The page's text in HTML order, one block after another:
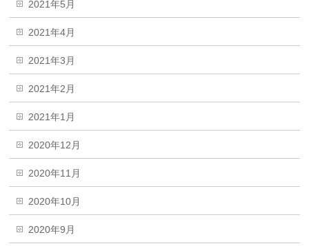
2021年5月
2021年4月
2021年3月
2021年2月
2021年1月
2020年12月
2020年11月
2020年10月
2020年9月